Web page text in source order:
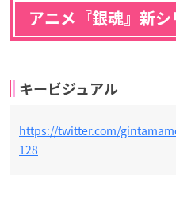
アニメ『銀魂』新シ
キービジュアル
https://twitter.com/
128